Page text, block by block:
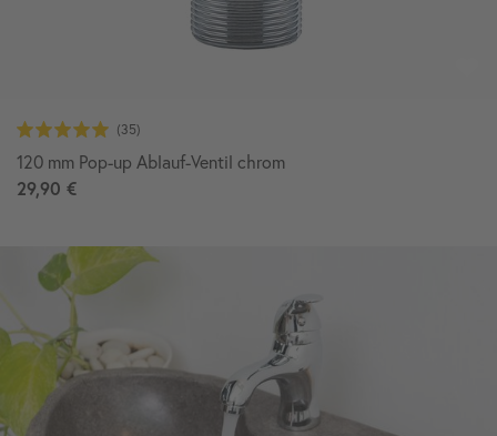
120 mm Pop-up Ablauf-Ventil chrom
29,90 €